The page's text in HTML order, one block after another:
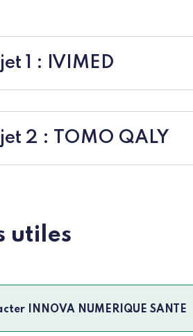
1 : IVIMED
2 : TOMO QALY
utiles
INNOVA NUMERIQUE SANTE